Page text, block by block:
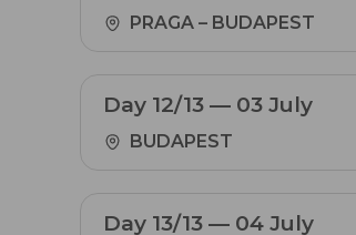
PRAGA – BUDAPEST
Day 12/13 — 03 July
BUDAPEST
Day 13/13 — 04 July